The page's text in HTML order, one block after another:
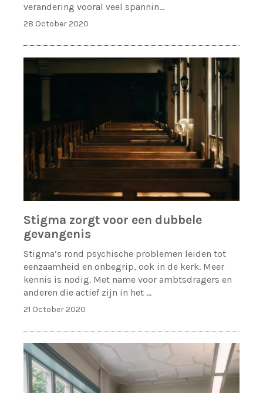
verandering vooral veel spannin…
28 October 2020
Stigma zorgt voor een dubbele
gevangenis
Stigma’s rond psychische problemen leiden tot
eenzaamheid en onbegrip, ook in de kerk. Meer
kennis is nodig. Met name voor ambtsdragers en
anderen die actief zijn in het …
21 October 2020